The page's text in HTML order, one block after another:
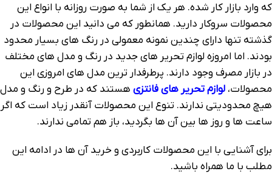
که وارد بازار کار شده. هر یک از شما به صورت روزانه با انواع این
محصولات سروکار دارید. همانطور که می دانید این محصولات در
گذشته تنها دارای چندین نمونه معمولی در رنگ های بسیار محدود
بودند. اما امروزه لوازم تحریر های جدید در رنگ و مدل های مختلف
در بازار مصرف وجود دارند. پرطرفدار ترین مدل های امروزی این
محصولات، لوازم تحریر های فانتزی هستند که در طرح و رنگ و مدل
هیچ محدودیتی ندارند. تنوع این محصولات آنقدر زیاد است که اگر
ساعت ها و روز ها بین آن ها بگردید، باز هم تمامی ندارند.
برای آشنایی با این محصولات کاربردی و خرید آن ها در ادامه این
مطلب با ما همراه باشید.